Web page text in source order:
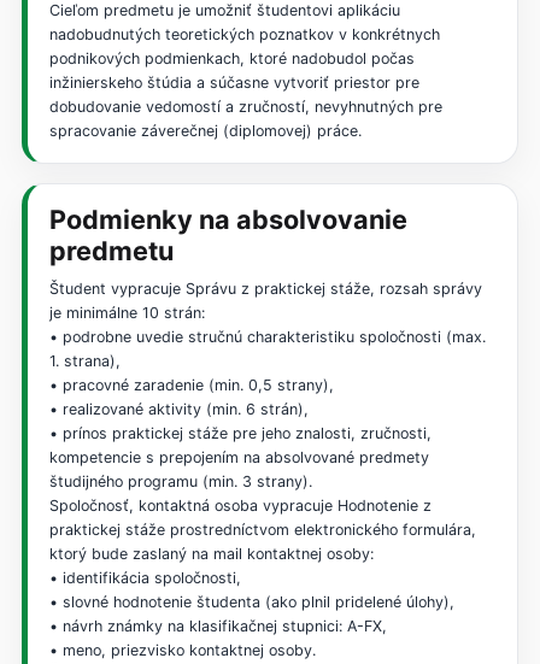
Cieľom predmetu je umožniť študentovi aplikáciu
nadobudnutých teoretických poznatkov v konkrétnych
podnikových podmienkach, ktoré nadobudol počas
inžinierskeho štúdia a súčasne vytvoriť priestor pre
dobudovanie vedomostí a zručností, nevyhnutných pre
spracovanie záverečnej (diplomovej) práce.
Podmienky na absolvovanie
predmetu
Študent vypracuje Správu z praktickej stáže, rozsah správy
je minimálne 10 strán:
• podrobne uvedie stručnú charakteristiku spoločnosti (max.
1. strana),
• pracovné zaradenie (min. 0,5 strany),
• realizované aktivity (min. 6 strán),
• prínos praktickej stáže pre jeho znalosti, zručnosti,
kompetencie s prepojením na absolvované predmety
študijného programu (min. 3 strany).
Spoločnosť, kontaktná osoba vypracuje Hodnotenie z
praktickej stáže prostredníctvom elektronického formulára,
ktorý bude zaslaný na mail kontaktnej osoby:
• identifikácia spoločnosti,
• slovné hodnotenie študenta (ako plnil pridelené úlohy),
• návrh známky na klasifikačnej stupnici: A-FX,
• meno, priezvisko kontaktnej osoby.